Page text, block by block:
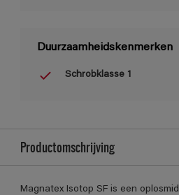
Duurzaamheidskenmerken
Schrobklasse 1
Productomschrijving
Magnatex Isotop SF is een